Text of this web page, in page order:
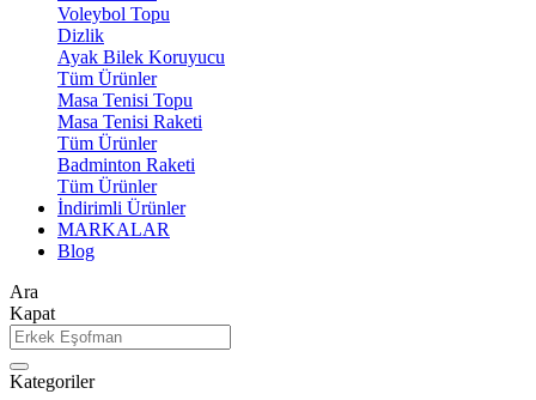
Voleybol Topu
Dizlik
Ayak Bilek Koruyucu
Tüm Ürünler
Masa Tenisi Topu
Masa Tenisi Raketi
Tüm Ürünler
Badminton Raketi
Tüm Ürünler
İndirimli Ürünler
MARKALAR
Blog
Ara
Kapat
Kategoriler